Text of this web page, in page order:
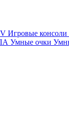
Игровые консоли
Умные очки